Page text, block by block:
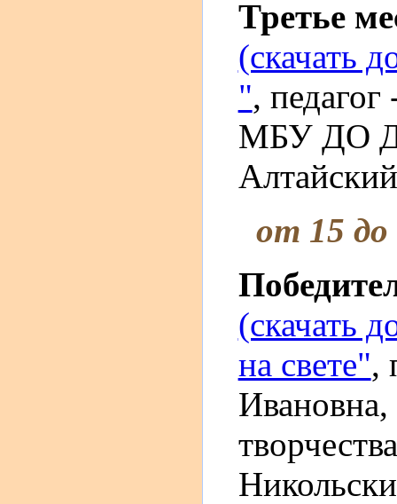
Третье
(скачать
",
МБУ ДО
от 15 до
(скачать
на свете",